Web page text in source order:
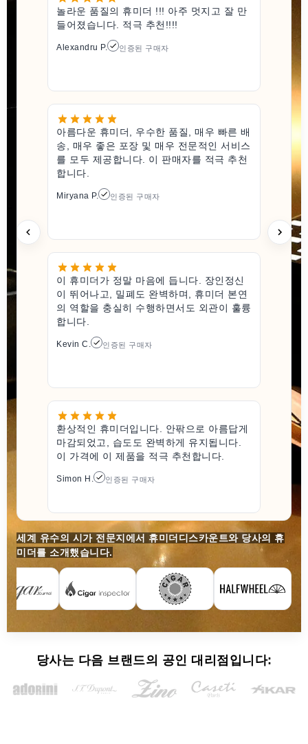
놀라운 품질의 휴미더 !!! 아주 멋지고 잘 만
들어졌습니다. 적극 추천!!!!
Alexandru P. 인증된 구매자
아름다운 휴미더, 우수한 품질, 매우 빠른 배
송, 매우 좋은 포장 및 매우 전문적인 서비스
를 모두 제공합니다. 이 판매자를 적극 추천
합니다.
Miryana P. 인증된 구매자
이 휴미더가 정말 마음에 듭니다. 장인정신
이 뛰어나고, 밀폐도 완벽하며, 휴미더 본연
의 역할을 충실히 수행하면서도 외관이 훌륭
합니다.
Kevin C. 인증된 구매자
환상적인 휴미더입니다. 안팎으로 아름답게
마감되었고, 습도도 완벽하게 유지됩니다.
이 가격에 이 제품을 적극 추천합니다.
Simon H. 인증된 구매자
세계 유수의 시가 전문지에서 휴미더디스카운트와 당사의 휴
미더를 소개했습니다.
당사는 다음 브랜드의 공인 대리점입니다: